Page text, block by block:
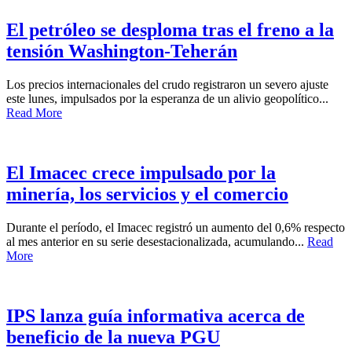
El petróleo se desploma tras el freno a la
tensión Washington-Teherán
Los precios internacionales del crudo registraron un severo ajuste
este lunes, impulsados por la esperanza de un alivio geopolítico...
Read More
El Imacec crece impulsado por la
minería, los servicios y el comercio
Durante el período, el Imacec registró un aumento del 0,6% respecto
al mes anterior en su serie desestacionalizada, acumulando... Read
More
IPS lanza guía informativa acerca de
beneficio de la nueva PGU